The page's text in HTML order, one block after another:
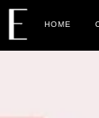
HOME